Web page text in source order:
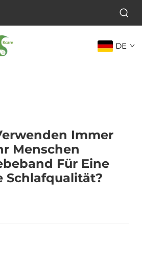
DE
Immer
Menschen
Für Eine
Schlafqualität?